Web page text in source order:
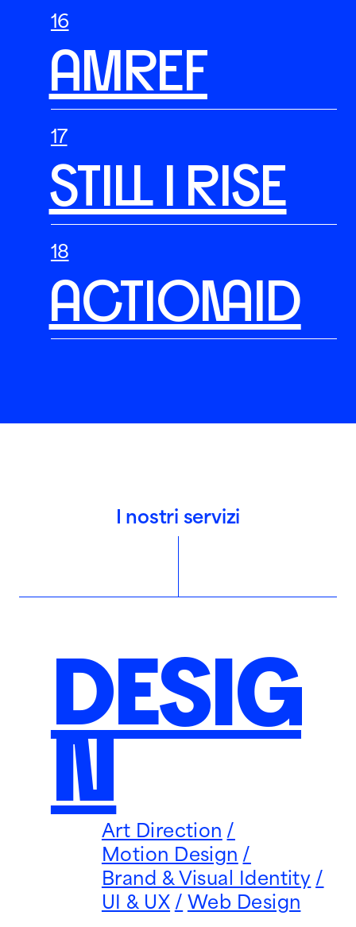
AMREF
STILL I RISE
ACTIONAID
I nostri servizi
DESIG
N
Art Direction
Motion Design
Brand & Visual Identity
UI & UX
Web Design